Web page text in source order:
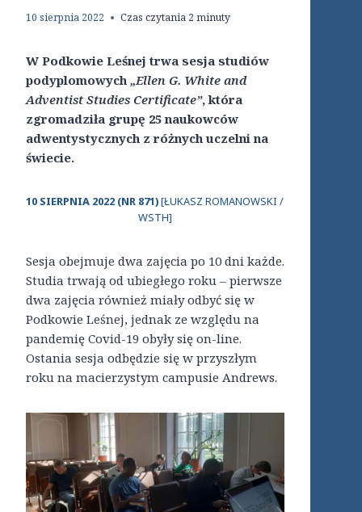
10 sierpnia 2022 Czas czytania 2 minuty
W Podkowie Leśnej trwa sesja studiów
podyplomowych „Ellen G. White and
Adventist Studies Certificate”, która
zgromadziła grupę 25 naukowców
adwentystycznych z różnych uczelni na
świecie.
10 SIERPNIA 2022 (NR 871)[ŁUKASZ ROMANOWSKI /
WSTH]
Sesja obejmuje dwa zajęcia po 10 dni każde.
Studia trwają od ubiegłego roku – pierwsze
dwa zajęcia również miały odbyć się w
Podkowie Leśnej, jednak ze względu na
pandemię Covid-19 obyły się on-line.
Ostania sesja odbędzie się w przyszłym
roku na macierzystym campusie Andrews.